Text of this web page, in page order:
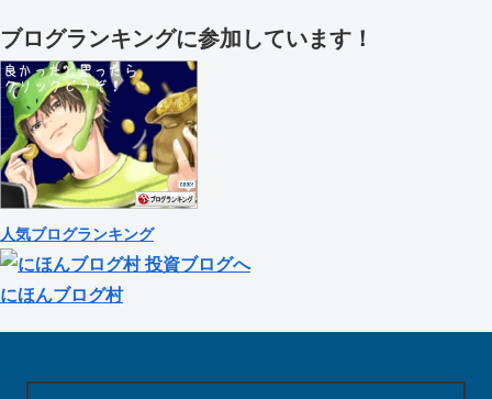
ブログランキングに参加しています！
人気ブログランキング
にほんブログ村